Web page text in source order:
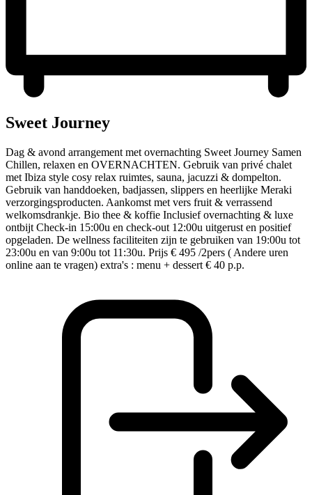
Sweet Journey
Dag & avond arrangement met overnachting Sweet Journey Samen
Chillen, relaxen en OVERNACHTEN. Gebruik van privé chalet
met Ibiza style cosy relax ruimtes, sauna, jacuzzi & dompelton.
Gebruik van handdoeken, badjassen, slippers en heerlijke Meraki
verzorgingsproducten. Aankomst met vers fruit & verrassend
welkomsdrankje. Bio thee & koffie Inclusief overnachting & luxe
ontbijt Check-in 15:00u en check-out 12:00u uitgerust en positief
opgeladen. De wellness faciliteiten zijn te gebruiken van 19:00u tot
23:00u en van 9:00u tot 11:30u. Prijs € 495 /2pers ( Andere uren
online aan te vragen) extra's : menu + dessert € 40 p.p.